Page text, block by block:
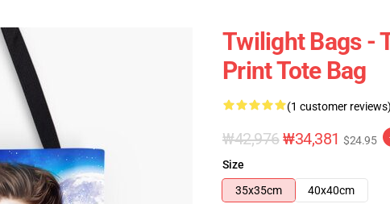
Twilight Bags -
Print Tote Bag
(1 customer reviews)
₩42,976₩34,381 $24.95
Size
35x35cm
40x40cm